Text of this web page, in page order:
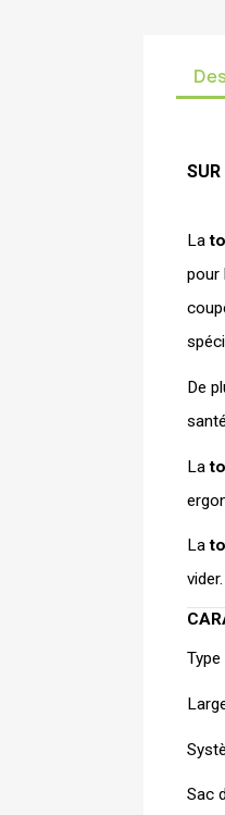
La
pour
De
La
La
vider.
Sac